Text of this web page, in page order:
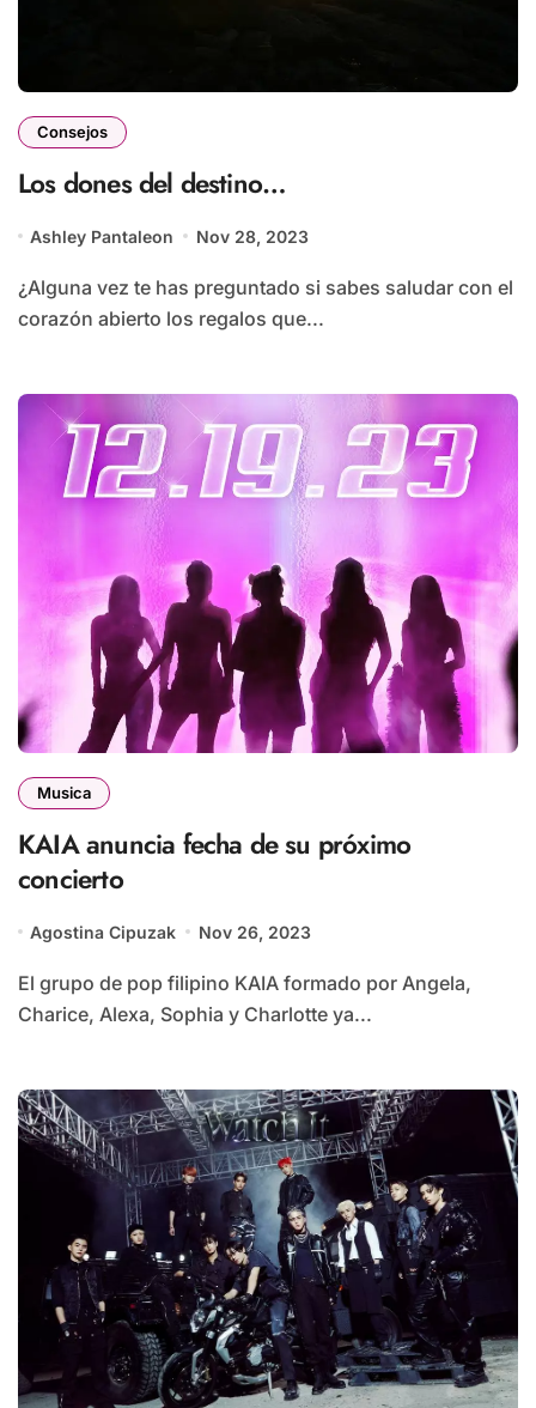
Consejos
Los dones del destino…
Ashley Pantaleon Nov 28, 2023
¿Alguna vez te has preguntado si sabes saludar con el
corazón abierto los regalos que...
Musica
KAIA anuncia fecha de su próximo
concierto
Agostina Cipuzak Nov 26, 2023
El grupo de pop filipino KAIA formado por Angela,
Charice, Alexa, Sophia y Charlotte ya...